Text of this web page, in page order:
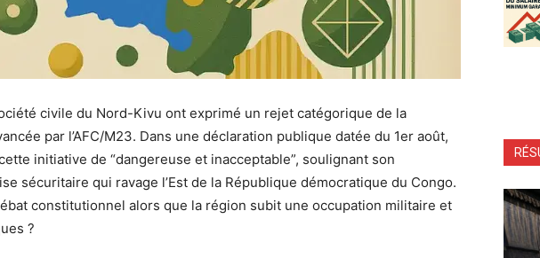
civile du Nord-Kivu ont exprimé un rejet catégorique de la
par l’AFC/M23. Dans une déclaration publique datée du 1er août,
initiative de “dangereuse et inacceptable”, soulignant son
sécuritaire qui ravage l’Est de la République démocratique du Congo.
constitutionnel alors que la région subit une occupation militaire et
?